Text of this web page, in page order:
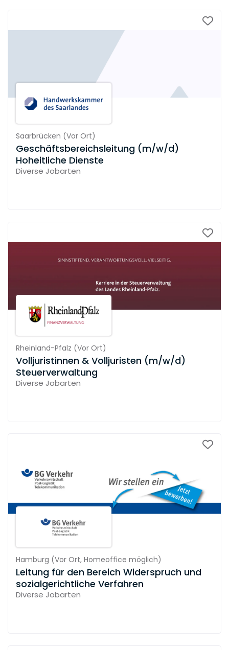
Saarbrücken (Vor Ort)
Geschäftsbereichsleitung (m/w/d)
Hoheitliche Dienste
Diverse Jobarten
Rheinland-Pfalz (Vor Ort)
Volljuristinnen & Volljuristen (m/w/d)
Steuerverwaltung
Diverse Jobarten
Hamburg (Vor Ort, Homeoffice möglich)
Leitung für den Bereich Widerspruch und
sozialgerichtliche Verfahren
Diverse Jobarten